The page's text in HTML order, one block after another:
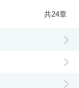
共24章